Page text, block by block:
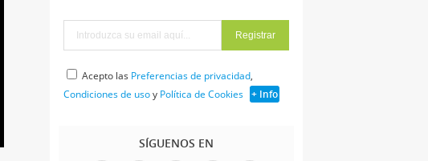
Acepto las Preferencias de privacidad,
Condiciones de usoy Política de Cookies + Info
SÍGUENOS EN